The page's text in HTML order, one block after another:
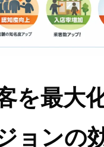
を最大
ョンの